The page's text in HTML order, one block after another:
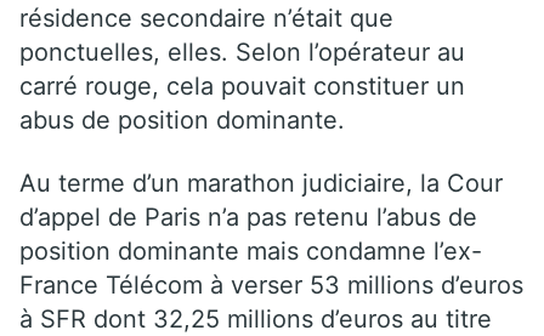
résidence secondaire n’était que
ponctuelles, elles. Selon l’opérateur au
carré rouge, cela pouvait constituer un
abus de position dominante.
Au terme d’un marathon judiciaire, la Cour
d’appel de Paris n’a pas retenu l’abus de
position dominante mais condamne l’ex-
France Télécom à verser 53 millions d’euros
à SFR dont 32,25 millions d’euros au titre